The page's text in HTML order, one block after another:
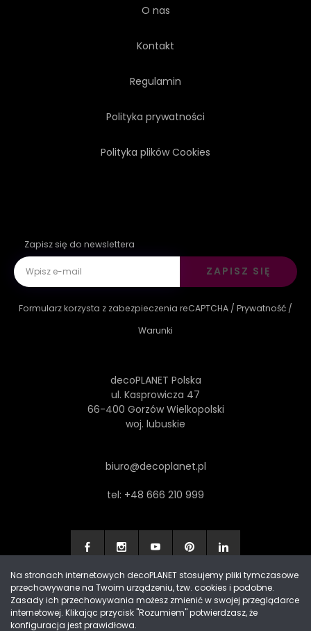
O nas
Kontakt
Regulamin
Polityka prywatności
Polityka plików Cookies
Zapisz się do newslettera
ZAPISZ SIĘ
Formularz korzysta z zabezpieczenia reCAPTCHA / Prywatność /
Warunki
decoPLANET Polska
ul. Kasprowicza 47
66-400 Gorzów Wielkopolski
woj. lubuskie
biuro@decoplanet.pl
tel: +48 666 210 999
Made with by Progres Media & decoPLANET
Na stronach internetowych decoPLANET stosujemy pliki tymczasowe
przechowywane na Twoim urządzeniu, tzw. cookies i podobne.
Zasady ich przechowywania możesz zmienić w swojej przeglądarce
internetowej. Klikając przycisk "Rozumiem" potwierdzasz, że
konfiguracja jest prawidłowa.